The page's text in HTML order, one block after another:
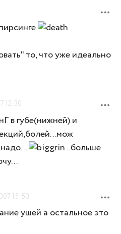
то, что уже идеально
12:30
в губе(нижней) и
..больше
15:50
ушей а остальное это